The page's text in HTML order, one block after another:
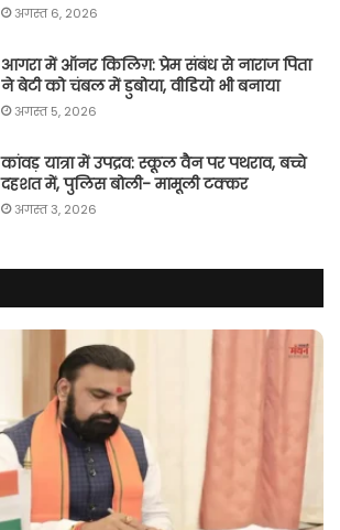
अगस्त 6, 2026
आगरा में ऑनर किलिग़: प्रेम संबंध से नाराज पिता
ने बेटी को चंबल में डुबोया, वीडियो भी बनाया
अगस्त 5, 2026
कांवड़ यात्रा में उपद्रव: स्कूल वैन पर पथराव, बच्चे
दहशत में, पुलिस बोली- मामूली टक्कर
अगस्त 3, 2026